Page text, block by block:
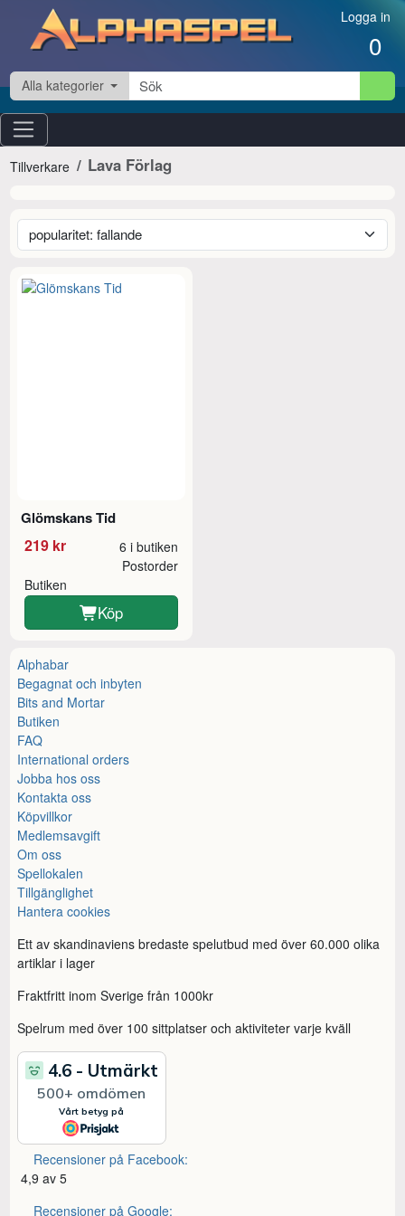
Hoppa till innehåll Logga in
0
Alla kategorier
Tillverkare Lava Förlag
Glömskans Tid
219 kr 6 i butiken
Butiken
Postorder
Köp
Alphabar
Begagnat och inbyten
Bits and Mortar
Butiken
FAQ
International orders
Jobba hos oss
Kontakta oss
Köpvillkor
Medlemsavgift
Om oss
Spellokalen
Tillgänglighet
Hantera cookies
Ett av skandinaviens bredaste spelutbud med över 60.000 olika
artiklar i lager
Fraktfritt inom Sverige från 1000kr
Spelrum med över 100 sittplatser och aktiviteter varje kväll
Recensioner på Facebook:
4,9 av 5
Recensioner på Google: